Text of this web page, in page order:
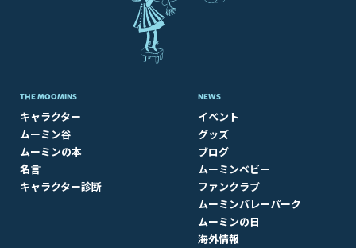
THE MOOMINS
キャラクター
ムーミン谷
ムーミンの本
名言
キャラクター診断
NEWS
イベント
グッズ
ブログ
ムーミンベビー
ファンクラブ
ムーミンバレーパーク
ムーミンの日
海外情報